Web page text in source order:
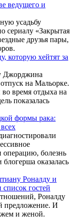
ведущего и
усадьбу
сериалу «Закрытая
друзья пары,
которую хейтят за
Джорджина
на Мальорке.
время отдыха на
показалась
формы рака:
операцию, болезнь
блогерша оказалась
Роналду и
гостей
Роналду
предложение. И
и женой.